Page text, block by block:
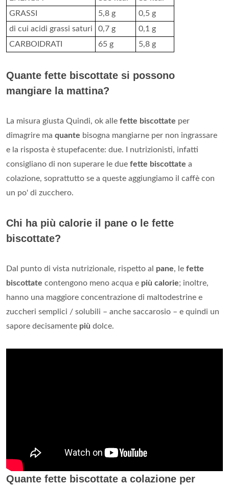
GRASSI
5,8 g
0,5 g
di cui acidi grassi saturi
0,7 g
0,1 g
CARBOIDRATI
65 g 5,8 g
Quante fette biscottate si possono
mangiare la mattina?
La misura giusta Quindi, ok alle fette biscottate per
dimagrire ma quante bisogna mangiarne per non ingrassare
e la risposta è stupefacente: due. I nutrizionisti, infatti
consigliano di non superare le due fette biscottate a
colazione, soprattutto se a queste aggiungiamo il caffè con
un po' di zucchero.
Chi ha più calorie il pane o le fette
biscottate?
Dal punto di vista nutrizionale, rispetto al pane, le fette
biscottate contengono meno acqua e più calorie; inoltre,
hanno una maggiore concentrazione di maltodestrine e
zuccheri semplici / solubili – anche saccarosio – e quindi un
sapore decisamente più dolce.
Quante fette biscottate a colazione per